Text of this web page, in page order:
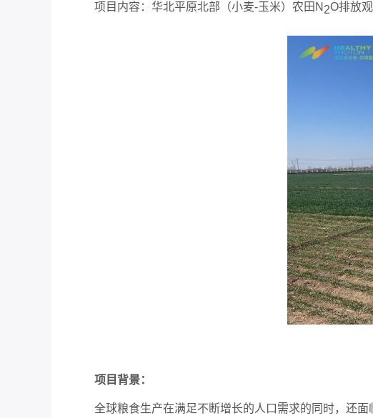
项目内容：华北平原北部（小麦-玉米）农田N 2O排放
项目背景：
全球粮食生产在满足不断增长的人口需求的同时，还